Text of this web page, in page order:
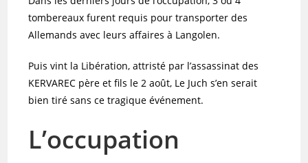
tombereaux furent requis pour transporter des
Allemands avec leurs affaires à Langolen.
Puis vint la Libération, attristé par l’assassinat des
KERVAREC père et fils le 2 août, Le Juch s’en serait
bien tiré sans ce tragique événement.
L’occupation